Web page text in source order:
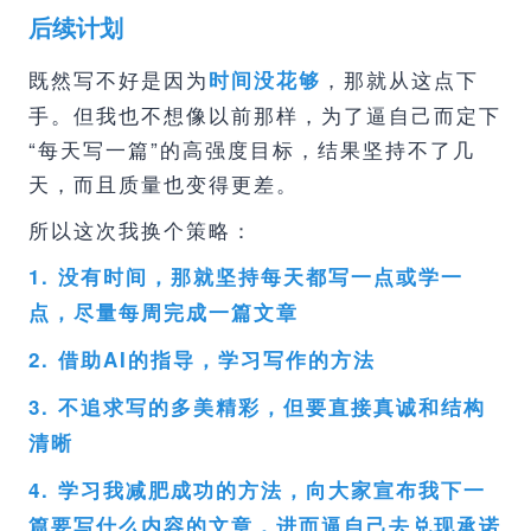
后续计划
既然写不好是因为时间没花够 ，那就从这点下
手。但我也不想像以前那样，为了逼自己而定下
“每天写一篇”的高强度目标，结果坚持不了几
天，而且质量也变得更差。
所以这次我换个策略：
1. 没有时间，那就坚持每天都写一点或学一
点，尽量每周完成一篇文章
2. 借助AI的指导，学习写作的方法
3. 不追求写的多美精彩，但要直接真诚和结构
清晰
4. 学习我减肥成功的方法，向大家宣布我下一
篇要写什么内容的文章，进而逼自己去兑现承诺